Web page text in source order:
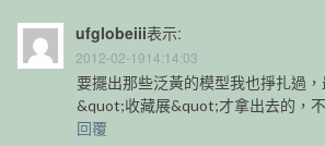
ufglobeiii表示:
2012-02-1914:14:03
要擺出那些泛黃的模型我也掙扎過
&quot;收藏展&quot;才拿出去的，
回覆